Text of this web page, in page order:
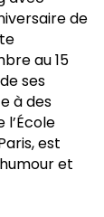
de
au 15
ses
à des
est
et